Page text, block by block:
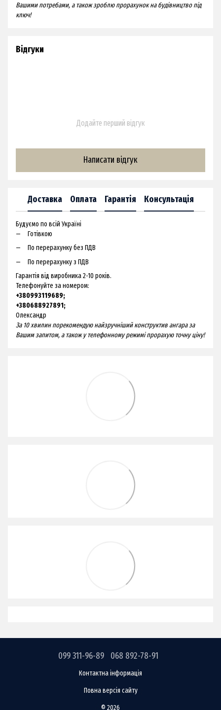
Вашими потребами, а також зроблю прорахунок на будівництво під
ключ!
Відгуки
Додайте перший відгук
Написати відгук
Доставка Оплата Гарантія Консультація
Будуємо по всій Україні
Готівкою
По перерахунку без ПДВ
По перерахунку з ПДВ
Гарантія від виробника 2-10 років.
Телефонуйте за номером:
+380993119689;
+380688927891;
Олександр
За 10 хвилин порекомендую найзручніший конструктив ангара за
Вашим запитом, а також у телефонному режимі прорахую точну ціну!
099 311-96-89 068 892-78-91
Контактна інформація
Повна версія сайту
© 2026